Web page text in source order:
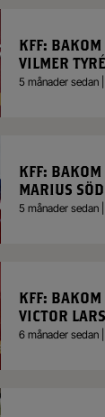
KFF:
VILMER
5 månader sedan
KFF:
MARIUS
5 månader sedan
KFF:
VICTOR
6 månader sedan